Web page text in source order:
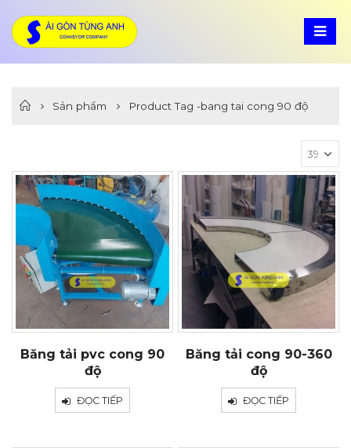
Sản phẩm Product Tag -bang tai cong 90 độ
Băng tải pvc cong 90
độ
ĐỌC TIẾP
Băng tải cong 90-360
độ
ĐỌC TIẾP